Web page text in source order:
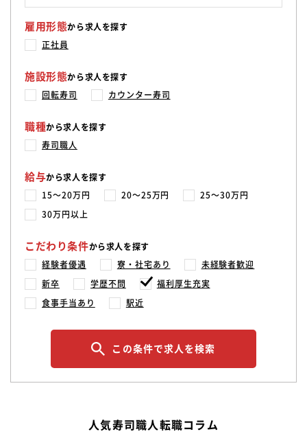
雇用形態から求人を探す
正社員
施設形態から求人を探す
回転寿司 カウンター寿司
職種から求人を探す
寿司職人
給与から求人を探す
15〜20万円 20〜25万円 25〜30万円
30万円以上
こだわり条件から求人を探す
経験者優遇 寮・社宅あり 未経験者歓迎
新卒 学歴不問 福利厚生充実
食事手当あり 駅近
この条件で求人を検索
人気寿司職人転職コラム